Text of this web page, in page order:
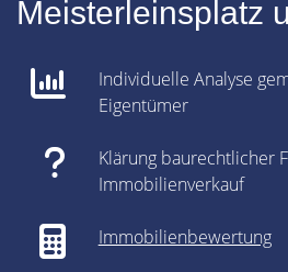
Meisterleinsplatz
Individuelle Analyse
Eigentümer
Klärung baurechtlicher
Immobilienverkauf
Immobilienbewertung